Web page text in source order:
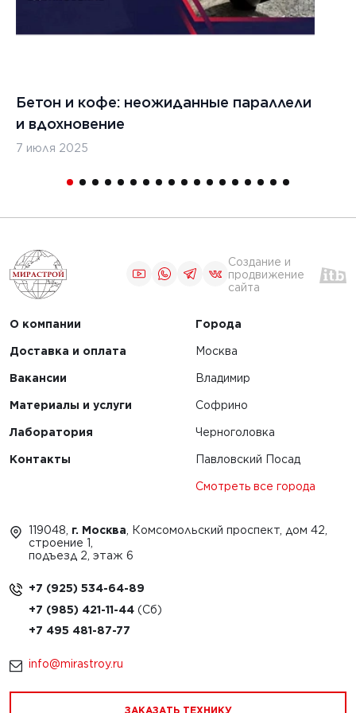
цементобетона
Бетон и кофе: неожиданные параллели
и вдохновение
7 июля 2025
Создание и
продвижение
сайта
О компании
Доставка и оплата
Вакансии
Материалы и услуги
Лаборатория
Контакты
Города
Москва
Владимир
Софрино
Черноголовка
Павловский Посад
Смотреть все города
119048, г. Москва , Комсомольский проспект, дом 42,
строение 1,
подъезд 2, этаж 6
+7 (925) 534-64-89
+7 (985) 421-11-44
+7 495 481-87-77
info@mirastroy.ru
ЗАКАЗАТЬ ТЕХНИКУ